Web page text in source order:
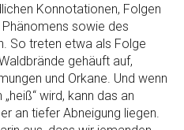
Konnotationen, Folgen
sowie des
So treten etwa als Folge
gehäuft auf,
und Orkane. Und wenn
wird, kann das an
an tiefer Abneigung liegen.